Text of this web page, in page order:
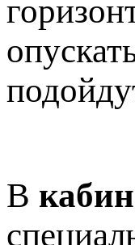
В